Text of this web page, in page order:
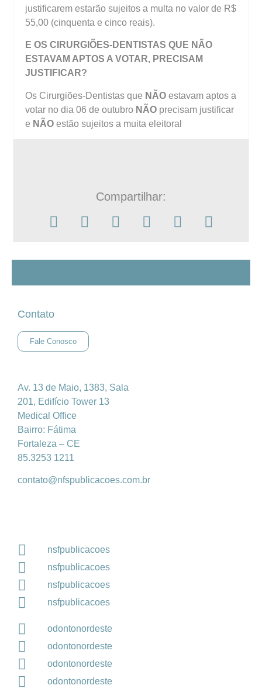
justificarem estarão sujeitos a multa no valor de R$
55,00 (cinquenta e cinco reais).
E OS CIRURGIÕES-DENTISTAS QUE NÃO
ESTAVAM APTOS A VOTAR, PRECISAM
JUSTIFICAR?
Os Cirurgiões-Dentistas que NÃO estavam aptos a
votar no dia 06 de outubro NÃO precisam justificar
e NÃO estão sujeitos a muita eleitoral
Compartilhar:
Contato
Fale Conosco
Av. 13 de Maio, 1383, Sala
201, Edifício Tower 13
Medical Office
Bairro: Fátima
Fortaleza – CE
85.3253 1211
contato@nfspublicacoes.com.br
nsfpublicacoes
nsfpublicacoes
nsfpublicacoes
nsfpublicacoes
odontonordeste
odontonordeste
odontonordeste
odontonordeste